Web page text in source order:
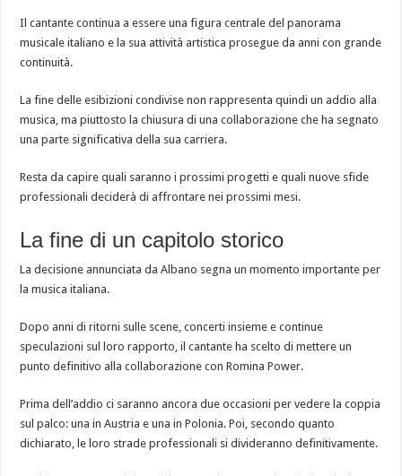
Il cantante continua a essere una figura centrale del panorama
musicale italiano e la sua attività artistica prosegue da anni con grande
continuità.
La fine delle esibizioni condivise non rappresenta quindi un addio alla
musica, ma piuttosto la chiusura di una collaborazione che ha segnato
una parte significativa della sua carriera.
Resta da capire quali saranno i prossimi progetti e quali nuove sfide
professionali deciderà di affrontare nei prossimi mesi.
La fine di un capitolo storico
La decisione annunciata da Albano segna un momento importante per
la musica italiana.
Dopo anni di ritorni sulle scene, concerti insieme e continue
speculazioni sul loro rapporto, il cantante ha scelto di mettere un
punto definitivo alla collaborazione con Romina Power.
Prima dell’addio ci saranno ancora due occasioni per vedere la coppia
sul palco: una in Austria e una in Polonia. Poi, secondo quanto
dichiarato, le loro strade professionali si divideranno definitivamente.